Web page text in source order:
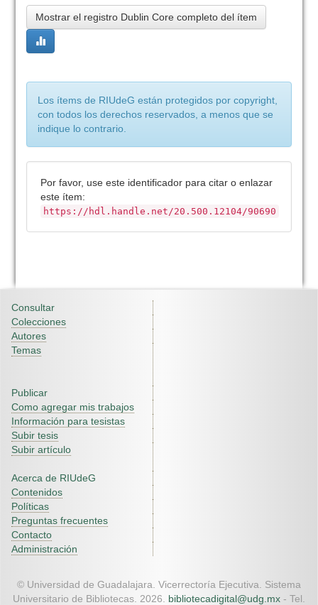
Mostrar el registro Dublin Core completo del ítem
Los ítems de RIUdeG están protegidos por copyright,
con todos los derechos reservados, a menos que se
indique lo contrario.
Por favor, use este identificador para citar o enlazar
este ítem:
https://hdl.handle.net/20.500.12104/90690
Consultar
Colecciones
Autores
Temas
Publicar
Como agregar mis trabajos
Información para tesistas
Subir tesis
Subir artículo
Acerca de RIUdeG
Contenidos
Políticas
Preguntas frecuentes
Contacto
Administración
© Universidad de Guadalajara. Vicerrectoría Ejecutiva. Sistema
Universitario de Bibliotecas. 2026. bibliotecadigital@udg.mx - Tel.